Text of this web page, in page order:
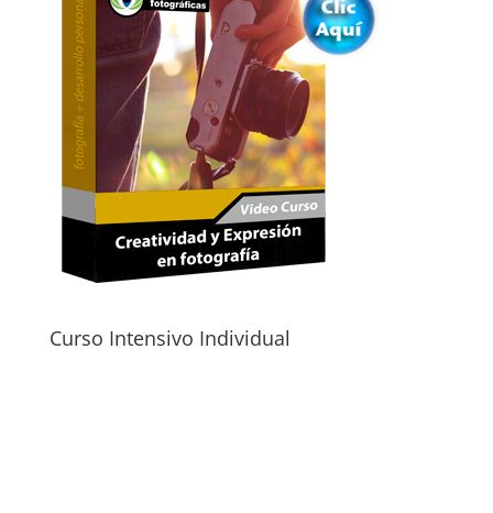
Curso Intensivo Individual